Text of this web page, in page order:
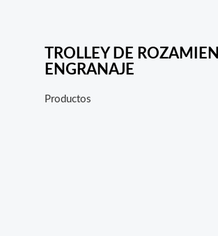
TROLLEY DE
ENGRANAJE
Productos